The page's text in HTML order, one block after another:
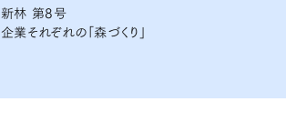
新林 第8号
企業それぞれの「森づくり」